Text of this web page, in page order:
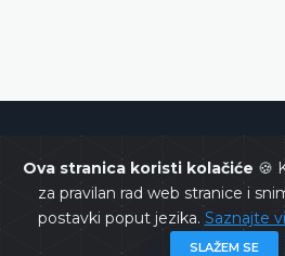
Ova stranica koristi kolačiće 🍪
za pravilan rad web stranice i
postavki poput jezika. Saznajte
SLAŽEM SE